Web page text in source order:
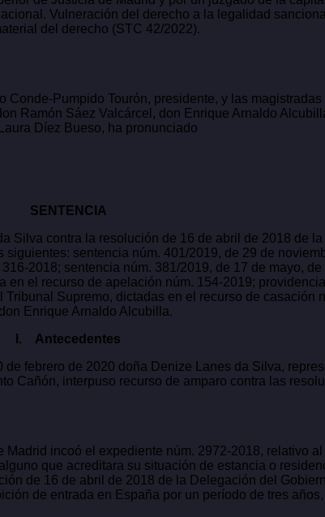
Vulneración del derecho a la legalidad
del derecho (STC 42/2022).
Pumpido Tourón, presidente, y las
Ramón Sáez Valcárcel, don Enrique Arnaldo
Díez Bueso, ha pronunciado
SENTENCIA
Silva contra la resolución de 16 de abril de 2018 de
sentencia núm. 401/2019, de 29 de
2018; sentencia núm. 381/2019, de 17 de mayo,
el recurso de apelación núm. 154-2019;
Supremo, dictadas en el recurso de casación
Enrique Arnaldo Alcubilla.
I. Antecedentes
febrero de 2020 doña Denize Lanes da Silva,
Cañón, interpuso recurso de amparo contra las
incoó el expediente núm. 2972-2018, relativo
que acreditara su situación de estancia o
de 16 de abril de 2018 de la Delegación del
de entrada en España por un período de tres